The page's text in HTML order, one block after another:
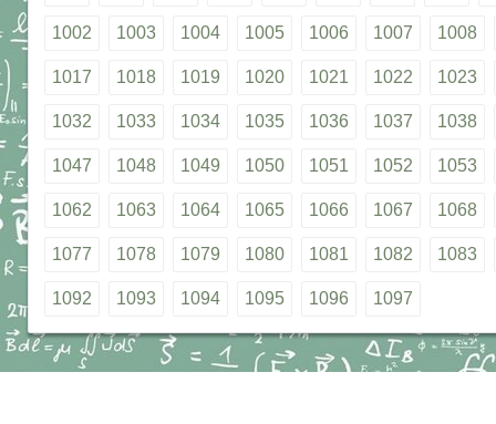
1002 1003 1004 1005 1006 1007 1008
1017 1018 1019 1020 1021 1022 1023
1032 1033 1034 1035 1036 1037 1038
1047 1048 1049 1050 1051 1052 1053
1062 1063 1064 1065 1066 1067 1068
1077 1078 1079 1080 1081 1082 1083
1092 1093 1094 1095 1096 1097